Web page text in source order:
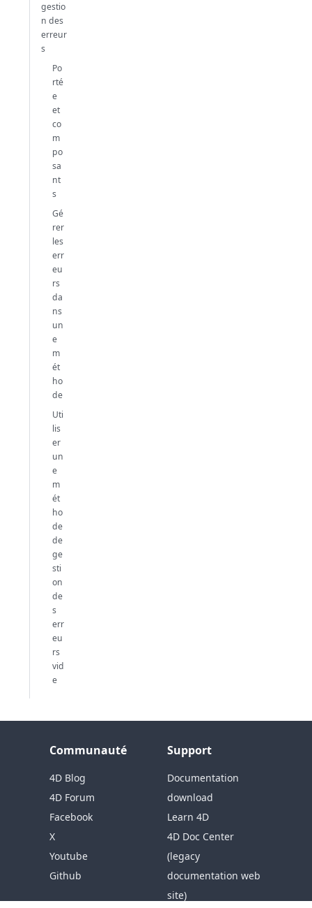
gestio
n des
erreur
s
Po
rté
e
et
co
m
po
sa
nt
s
Gé
rer
les
err
eu
rs
da
ns
un
e
m
ét
ho
de
Uti
lis
er
un
e
m
ét
ho
de
de
ge
sti
on
de
s
err
eu
rs
vid
e
Communauté
4D Blog
4D Forum
Facebook
X
Youtube
Github
Support
Documentation
download
Learn 4D
4D Doc Center
(legacy
documentation web
site)